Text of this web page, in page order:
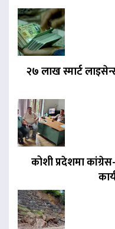
२७ लाख स्मार्ट
कोशी प्रदेशमा